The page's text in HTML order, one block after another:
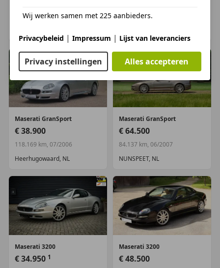
GVW:1.580 kg
BTW/marge:BTW niet verrekenbaar voor
ondernemers (margeregeling)
Motorrijtuigenbelasting:
€ 280 - € 306per kwartaal
Inbegrepen afleverpakket:
6maanden garantie Premium - Minimaal 10 maanden
APK - De auto krijgt een 101 punten check - Het
overgeschreven met een origineel RDW
vrijwaringsbewijs - De aanmelding bij Centraal
Bureau Motorrijtuigenbelasting verzorgd - Met
tenminste 20 liter brandstof - Wassen + interieur
Dit afleverpakket bevat: BOVAG garantie (12
maanden)
Aanvullende opties en accessoires
airbag(s) gordijn
airbag(s) hoofd voor
airbag(s) knie
51.587 km, 08/2006
55.300 km, 03/2006
Maserati GranSport
€ 38.900
118.169 km, 07/2006
Heerhugowaard, NL
Maserati GranSport
€ 64.500
84.137 km, 06/2007
NUNSPEET, NL
Maserati 3200
€ 34.950 1
Maserati 3200
€ 48.500
Wij werken samen met 225 aanbieders.
Privacybeleid | Impressum | Lijst van leveranciers
Privacy instellingen Alles accepteren